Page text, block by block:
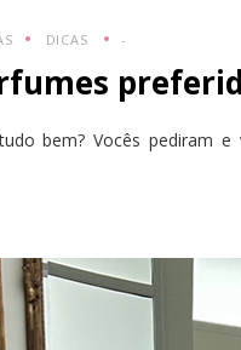
DICAS -
bem? Vocês pediram